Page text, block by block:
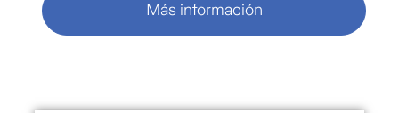
Más información